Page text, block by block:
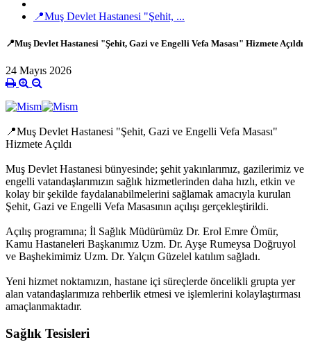
📍Muş Devlet Hastanesi "Şehit, ...
📍Muş Devlet Hastanesi "Şehit, Gazi ve Engelli Vefa Masası" Hizmete Açıldı
24 Mayıs 2026
📍Muş Devlet Hastanesi "Şehit, Gazi ve Engelli Vefa Masası"
Hizmete Açıldı
Muş Devlet Hastanesi bünyesinde; şehit yakınlarımız, gazilerimiz ve
engelli vatandaşlarımızın sağlık hizmetlerinden daha hızlı, etkin ve
kolay bir şekilde faydalanabilmelerini sağlamak amacıyla kurulan
Şehit, Gazi ve Engelli Vefa Masasının açılışı gerçekleştirildi.
Açılış programına; İl Sağlık Müdürümüz Dr. Erol Emre Ömür,
Kamu Hastaneleri Başkanımız Uzm. Dr. Ayşe Rumeysa Doğruyol
ve Başhekimimiz Uzm. Dr. Yalçın Güzelel katılım sağladı.
Yeni hizmet noktamızın, hastane içi süreçlerde öncelikli grupta yer
alan vatandaşlarımıza rehberlik etmesi ve işlemlerini kolaylaştırması
amaçlanmaktadır.
Sağlık Tesisleri